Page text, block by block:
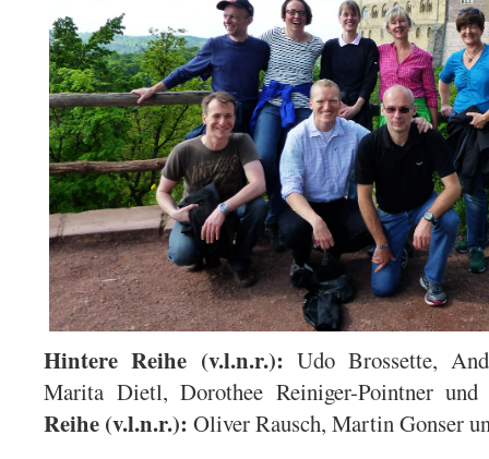
Hintere Reihe (v.l.n.r.): Udo Brossette,
Marita Dietl, Dorothee Reiniger-Pointner
Reihe (v.l.n.r.): Oliver Rausch, Martin Gonser